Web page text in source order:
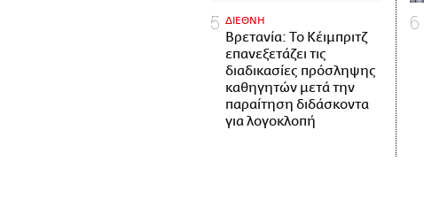
ΔΙΕΘΝΗ
Βρετανία: Το Κέιμπριτζ
επανεξετάζει τις
διαδικασίες πρόσληψης
καθηγητών μετά την
παραίτηση διδάσκοντα
για λογοκλοπή